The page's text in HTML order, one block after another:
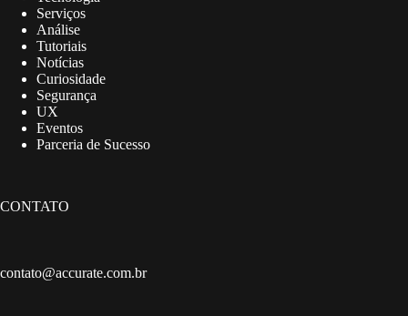
Serviços
Análise
Tutoriais
Notícias
Curiosidade
Segurança
UX
Eventos
Parceria de Sucesso
CONTATO
contato@accurate.com.br